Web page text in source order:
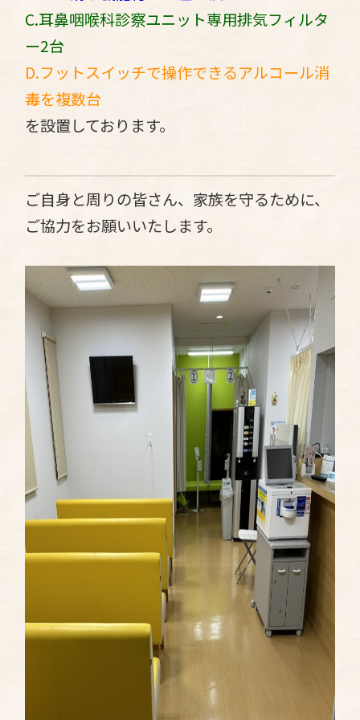
C.耳鼻咽喉科診察ユニット専用排気フィルタ
ー2台
D.フットスイッチで操作できるアルコール消
毒を複数台
を設置しております。
ご自身と周りの皆さん、家族を守るために、
ご協力をお願いいたします。